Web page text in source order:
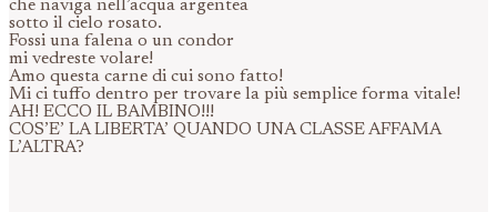
che naviga nell’acqua argentea
sotto il cielo rosato.
Fossi una falena o un condor
mi vedreste volare!
Amo questa carne di cui sono fatto!
Mi ci tuffo dentro per trovare la più semplice forma vitale!
AH! ECCO IL BAMBINO!!!
COS’E’ LA LIBERTA’ QUANDO UNA CLASSE AFFAMA
L’ALTRA?